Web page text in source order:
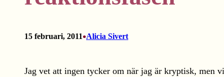
15 februari, 2011•Alicia Sivert
Jag vet att ingen tycker om när jag är kryptisk, men